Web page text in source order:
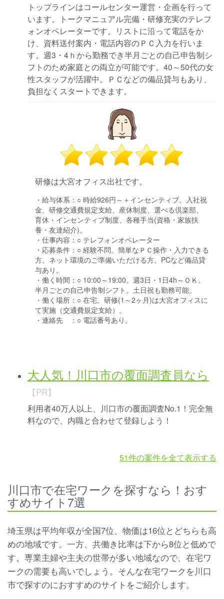
トップラインはコールセンター運営・企画を行って
います。トークマニュアル完備・研修充実のテレフ
ォンオペレーターです。リストに沿って電話をか
け、資料送付案内・電話内容のＰＣ入力を行いま
す。週3・4ｈから勤務でき半月ごとの自己申告制シ
フトのため家庭との両立が可能です。40～50代の女
性スタッフが活躍中。ＰＣなどの備品貸与もあり、
負担なくスタートできます。
研修は大宮オフィス出社です。
・給与体系： ○ 時給926円～＋インセンティブ。入社祝
金、研修交通費規定支給、産休制度、選べる倶楽部、
育休・インセンティブ制度、各種手当(資格・家族扶
養・友達紹介)。
・仕事内容： ○ テレフォンオペレーター
・応募条件： ○ 経験不問。簡単なＰＣ操作・入力できる
方。ネット環境のご準備いただける方。PCなど備品貸
与あり。
・働く時間： ○ 10:00～19:00。週3日・1日4h～ＯＫ。
半月ごとの自己申告制シフト。土日祝も勤務可能。
・働く場所： ○ 在宅。研修(1～2ヶ月)は大宮オフィスに
て実施（交通費規定支給）。
・連絡先 ： ○ 電話番号あり。
大人気！川口市の覆面調査員なら
【PR】
利用者40万人以上、川口市の覆面調査No.1！完全無
料なので、内職と合わせて登録しよう！
51件の案件を全て表示する
川口市で在宅ワークを探すなら！おす
すめサイト7選
埼玉県は平均年収が全国7位、物価は16位とどちらも高
めの地域です。一方、共働き比率は下から8位と低めで
す。専業主婦や主夫の世帯が多い地域なので、在宅ワ
ークの需要も高いでしょう。そんな在宅ワークを川口
市で探すのにおすすめのサイトをご紹介します。